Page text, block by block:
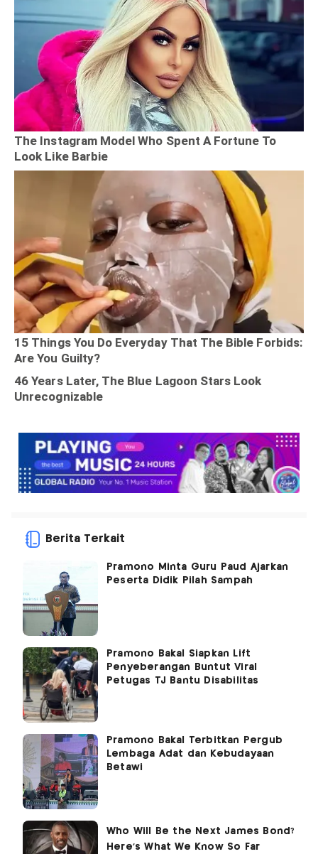
Berita Terkait
Pramono Minta Guru Paud Ajarkan
Peserta Didik Pilah Sampah
Pramono Bakal Siapkan Lift
Penyeberangan Buntut Viral
Petugas TJ Bantu Disabilitas
Pramono Bakal Terbitkan Pergub
Lembaga Adat dan Kebudayaan
Betawi